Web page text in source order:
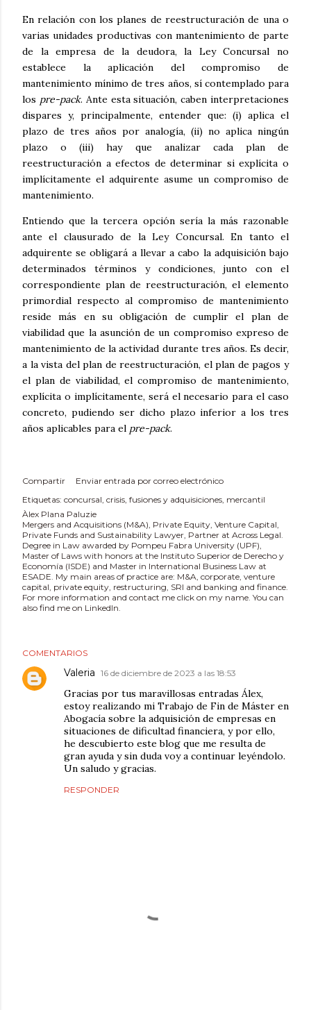
En relación con los planes de reestructuración de una o
varias unidades productivas con mantenimiento de parte
de la empresa de la deudora, la Ley Concursal no
establece la aplicación del compromiso de
mantenimiento mínimo de tres años, sí contemplado para
los pre-pack. Ante esta situación, caben interpretaciones
dispares y, principalmente, entender que: (i) aplica el
plazo de tres años por analogía, (ii) no aplica ningún
plazo o (iii) hay que analizar cada plan de
reestructuración a efectos de determinar si explícita o
implícitamente el adquirente asume un compromiso de
mantenimiento.
Entiendo que la tercera opción sería la más razonable
ante el clausurado de la Ley Concursal. En tanto el
adquirente se obligará a llevar a cabo la adquisición bajo
determinados términos y condiciones, junto con el
correspondiente plan de reestructuración, el elemento
primordial respecto al compromiso de mantenimiento
reside más en su obligación de cumplir el plan de
viabilidad que la asunción de un compromiso expreso de
mantenimiento de la actividad durante tres años. Es decir,
a la vista del plan de reestructuración, el plan de pagos y
el plan de viabilidad, el compromiso de mantenimiento,
explícita o implícitamente, será el necesario para el caso
concreto, pudiendo ser dicho plazo inferior a los tres
años aplicables para el pre-pack.
Compartir
Enviar entrada por correo electrónico
Etiquetas: concursal crisis fusiones y adquisiciones mercantil
Àlex Plana Paluzie
Mergers and Acquisitions (M&A), Private Equity, Venture Capital,
Private Funds and Sustainability Lawyer, Partner at Across Legal.
Degree in Law awarded by Pompeu Fabra University (UPF),
Master of Laws with honors at the Instituto Superior de Derecho y
Economía (ISDE) and Master in International Business Law at
ESADE. My main areas of practice are: M&A, corporate, venture
capital, private equity, restructuring, SRI and banking and finance.
For more information and contact me click on my name. You can
also find me on LinkedIn.
COMENTARIOS
Valeria 16 de diciembre de 2023 a las 18:53
Gracias por tus maravillosas entradas Álex,
estoy realizando mi Trabajo de Fin de Máster en
Abogacía sobre la adquisición de empresas en
situaciones de dificultad financiera, y por ello,
he descubierto este blog que me resulta de
gran ayuda y sin duda voy a continuar leyéndolo.
Un saludo y gracias.
RESPONDER